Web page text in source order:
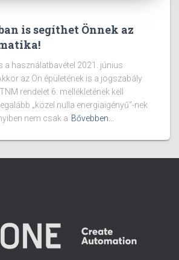
is segíthet Önnek az
a használatbavétel 2021. június
az Ön épületének is a jogszabály
rendelet 6. mellékletének kell
„közel nulla energiaigényű”-nek
nem csak a Bővebben...